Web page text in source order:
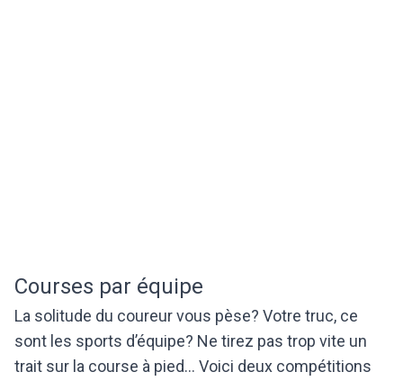
Courses par équipe
La solitude du coureur vous pèse? Votre truc, ce
sont les sports d’équipe? Ne tirez pas trop vite un
trait sur la course à pied… Voici deux compétitions